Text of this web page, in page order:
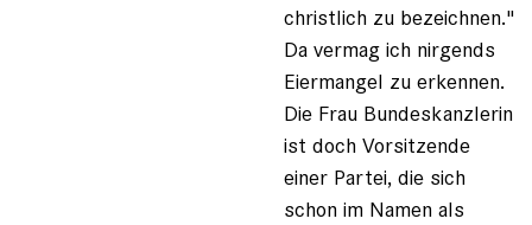
christlich zu bezeichnen."
Da vermag ich nirgends
Eiermangel zu erkennen.
Die Frau Bundeskanzlerin
ist doch Vorsitzende
einer Partei, die sich
schon im Namen als